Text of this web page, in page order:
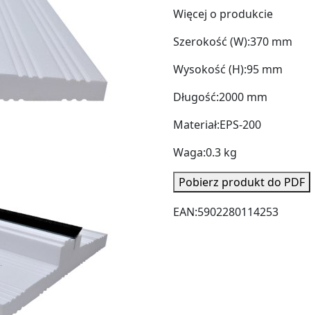
Więcej o produkcie
Szerokość (W):370 mm
Wysokość (H):95 mm
Długość:2000 mm
Materiał:EPS-200
Waga:0.3 kg
Pobierz produkt do PDF
EAN:5902280114253